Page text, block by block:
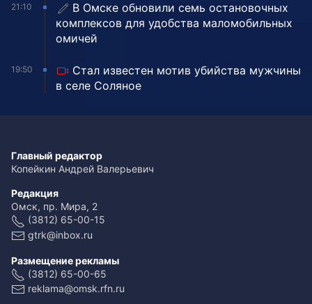
21:10
В Омске обновили семь остановочных
комплексов для удобства маломобильных
омичей
19:50
Стал известен мотив убийства мужчины
в селе Соляное
Главный редактор
Копейкин Андрей Валерьевич
Редакция
Омск, пр. Мира, 2
(3812) 65-00-15
gtrk@inbox.ru
Размещение рекламы
(3812) 65-00-65
reklama@omsk.rfn.ru